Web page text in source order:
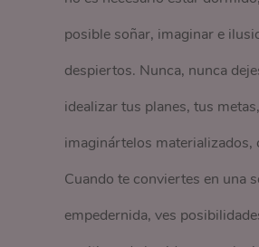
posible soñar, imaginar e
despiertos. Nunca, nunca
idealizar tus planes, tus
imaginártelos materializados,
Cuando te conviertes en una
empedernida, ves